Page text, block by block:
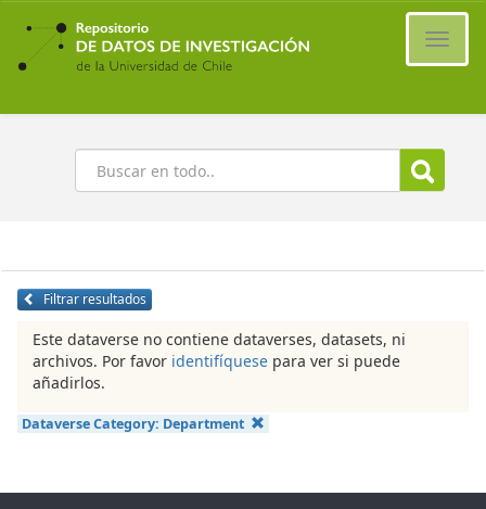
Ir
contenido
principal
Buscar
Filtrar resultados
Este dataverse no contiene dataverses, datasets, ni
archivos. Por favor identifíquese para ver si puede
añadirlos.
Dataverse Category: Department